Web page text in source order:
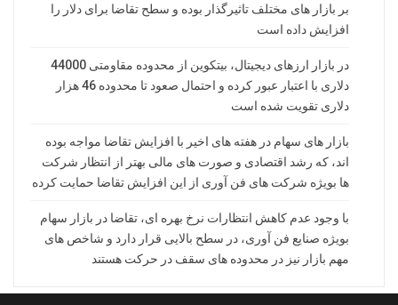
بر بازار های مختلف تاثیرگذار بوده و سطح تقاضا برای دلار را
افزایش داده است
در بازار ارزهای دیجیتال، بیتکوین از محدوده مقاومتی 44000
دلاری با اعتبار عبور کرده و احتمال صعود تا محدوده 46 هزار
دلاری تقویت شده است
بازار های سهام در هفته های اخیر با افزایش تقاضا مواجه بوده
اند، که رشد اقتصادی و صورت های مالی بهتر از انتظار شرکت
ها بویژه شرکت های فن آوری از این افزایش تقاضا حمایت کرده
با وجود عدم کاهش انتظارات نرخ بهره ای، تقاضا در بازار سهام
بویژه صنایع فن آوری، در سطح بالایی قرار دارد و شاخص های
مهم بازار نیز در محدوده های سقف در حرکت هستند